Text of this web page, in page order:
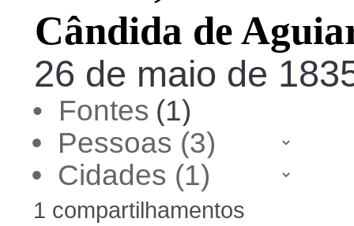
Cândida de
26 de maio de
• Fontes(1)
•
•
1 compartilhamentos